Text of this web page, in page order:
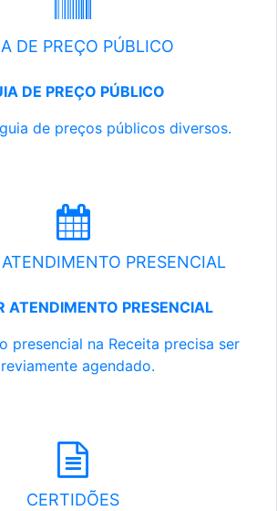
DE PREÇO PÚBLICO
DE PREÇO PÚBLICO
de preços públicos diversos.
PRESENCIAL
ATENDIMENTO PRESENCIAL
presencial na Receita precisa ser
agendado.
CERTIDÕES